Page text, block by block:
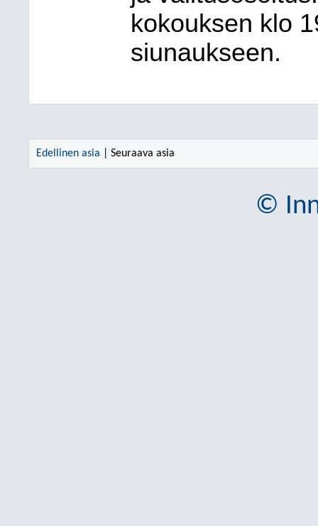
kokouksen klo
siunaukseen.
Edellinen asia | Seuraava asia
©